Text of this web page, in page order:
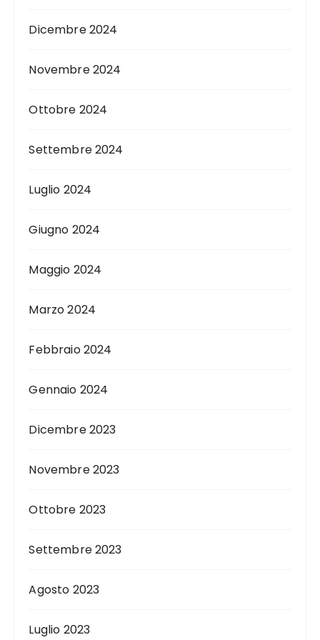
Dicembre 2024
Novembre 2024
Ottobre 2024
Settembre 2024
Luglio 2024
Giugno 2024
Maggio 2024
Marzo 2024
Febbraio 2024
Gennaio 2024
Dicembre 2023
Novembre 2023
Ottobre 2023
Settembre 2023
Agosto 2023
Luglio 2023